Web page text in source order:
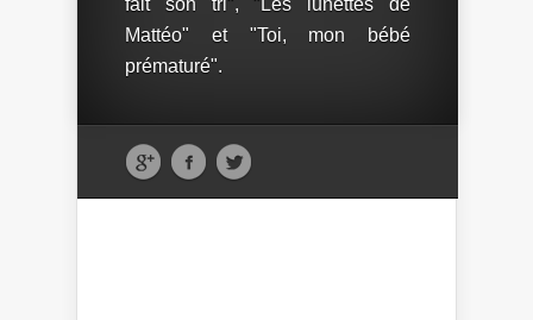
Mattéo" et "Toi, mon bébé
prématuré".